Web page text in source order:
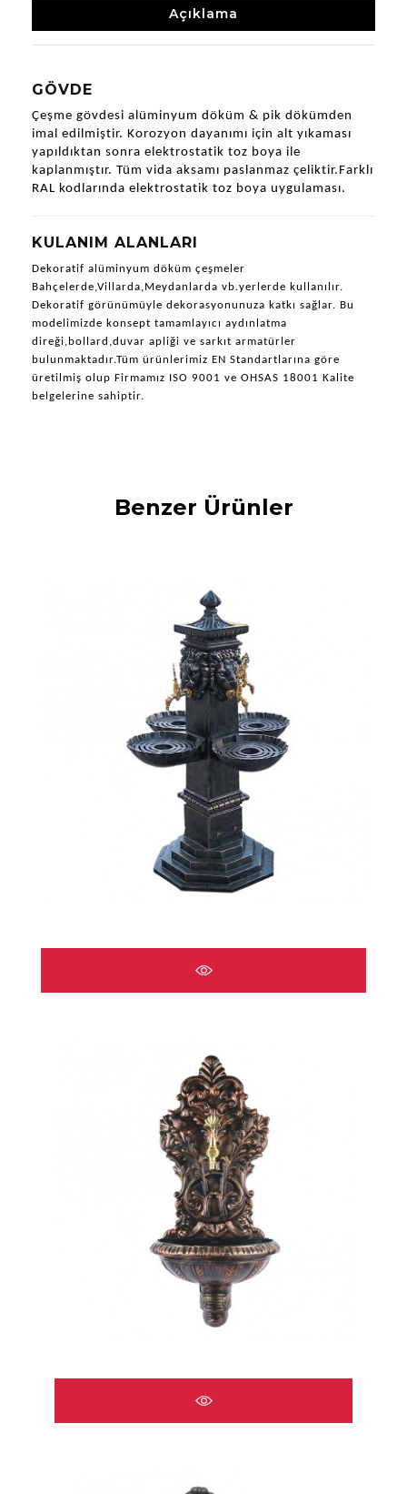
Açıklama
GÖVDE
Çeşme gövdesi alüminyum döküm & pik dökümden
imal edilmiştir. Korozyon dayanımı için alt yıkaması
yapıldıktan sonra elektrostatik toz boya ile
kaplanmıştır. Tüm vida aksamı paslanmaz çeliktir.Farklı
RAL kodlarında elektrostatik toz boya uygulaması.
KULANIM ALANLARI
Dekoratif alüminyum döküm çeşmeler
Bahçelerde,Villarda,Meydanlarda vb.yerlerde kullanılır.
Dekoratif görünümüyle dekorasyonunuza katkı sağlar. Bu
modelimizde konsept tamamlayıcı aydınlatma
direği,bollard,duvar apliği ve sarkıt armatürler
bulunmaktadır.Tüm ürünlerimiz EN Standartlarına göre
üretilmiş olup Firmamız ISO 9001 ve OHSAS 18001 Kalite
belgelerine sahiptir.
Benzer Ürünler
ÇEŞMELER A2517
ÇEŞMELER A2518